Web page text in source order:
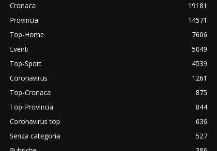
Cronaca
19181
Provincia
14571
Top-Home
7606
Eventi
5049
Top-Sport
4539
Coronavirus
1261
Top-Cronaca
875
Top-Provincia
844
Coronavirus top
636
Senza categoria
527